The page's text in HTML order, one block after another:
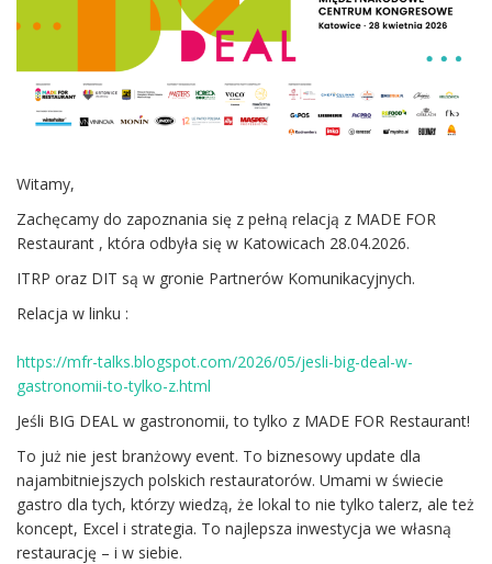
Witamy,
Zachęcamy do zapoznania się z pełną relacją z MADE FOR
Restaurant , która odbyła się w Katowicach 28.04.2026.
ITRP oraz DIT są w gronie Partnerów Komunikacyjnych.
Relacja w linku :
https://mfr-talks.blogspot.com/2026/05/jesli-big-deal-w-
gastronomii-to-tylko-z.html
Jeśli BIG DEAL w gastronomii, to tylko z MADE FOR Restaurant!
To już nie jest branżowy event. To biznesowy update dla
najambitniejszych polskich restauratorów. Umami w świecie
gastro dla tych, którzy wiedzą, że lokal to nie tylko talerz, ale też
koncept, Excel i strategia. To najlepsza inwestycja we własną
restaurację – i w siebie.